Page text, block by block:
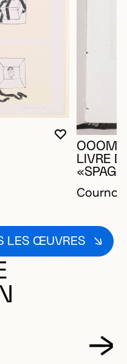
VOUS
FERMER
OUVRIR LA
OOOM
LIVRE
LES ŒUVRES